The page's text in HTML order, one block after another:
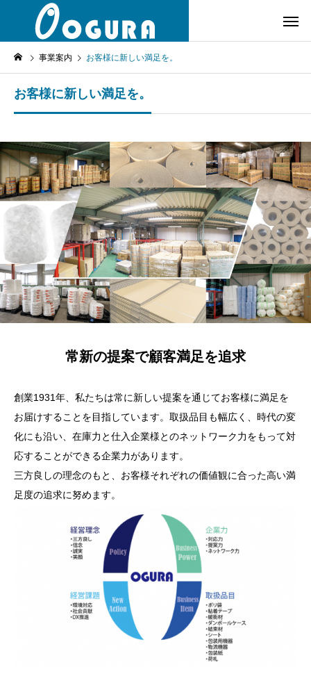
事業案内 お客様に新しい満足を。
お客様に新しい満足を。
常新の提案で顧客満足を追求
創業1931年、私たちは常に新しい提案を通じてお客様に満足を
お届けすることを目指しています。取扱品目も幅広く、時代の変
化にも沿い、在庫力と仕入企業様とのネットワーク力をもって対
応することができる企業力があります。
三方良しの理念のもと、お客様それぞれの価値観に合った高い満
足度の追求に努めます。